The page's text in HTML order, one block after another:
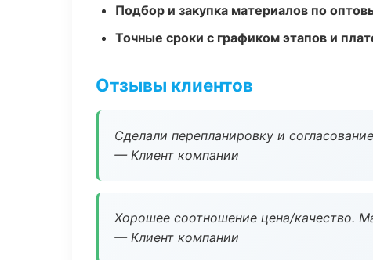
Подбор и закупка материалов по
Точные сроки с графиком этапов и
Отзывы клиентов
Сделали перепланировку и
— Клиент компании
Хорошее соотношение цена/качество.
— Клиент компании